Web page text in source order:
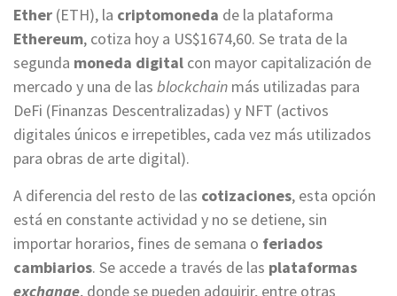
Ether (ETH), la criptomoneda de la plataforma
Ethereum, cotiza hoy a US$1674,60. Se trata de la
segunda moneda digital con mayor capitalización de
mercado y una de las blockchain más utilizadas para
DeFi (Finanzas Descentralizadas) y NFT (activos
digitales únicos e irrepetibles, cada vez más utilizados
para obras de arte digital).
A diferencia del resto de las cotizaciones, esta opción
está en constante actividad y no se detiene, sin
importar horarios, fines de semana o feriados
cambiarios. Se accede a través de las plataformas
exchange, donde se pueden adquirir, entre otras